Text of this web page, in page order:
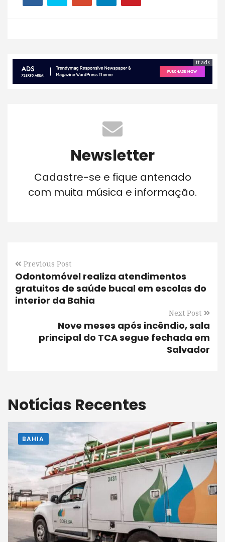
tt ads
Newsletter
Cadastre-se e fique antenado
com muita música e informação.
Previous Post
Odontomóvel realiza atendimentos
gratuitos de saúde bucal em escolas do
interior da Bahia
Next Post
Nove meses após incêndio, sala
principal do TCA segue fechada em
Salvador
Notícias Recentes
BAHIA